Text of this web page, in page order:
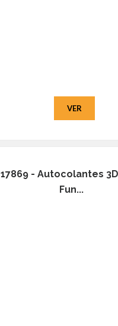
VER
17869 - Autocolantes
Fun...